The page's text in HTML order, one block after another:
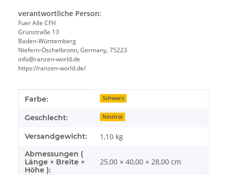
verantwortliche Person:
Fuer Alle CFH
Grünstraße 13
Baden-Württemberg
Niefern-Öschelbronn, Germany, 75223
info@ranzen-world.de
https://ranzen-world.de/
Produkteigenschaft
Wert
Farbe: Schwarz
Geschlecht: Neutral
Versandgewicht: 1,10 kg
Abmessungen (
Länge × Breite ×
Höhe ):
25,00 × 40,00 × 28,00 cm